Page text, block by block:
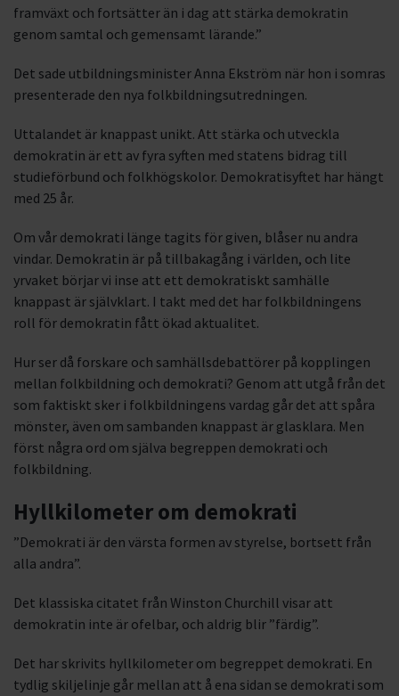
framväxt och fortsätter än i dag att stärka demokratin
genom samtal och gemensamt lärande.”
Det sade utbildningsminister Anna Ekström när hon i somras
presenterade den nya folkbildningsutredningen.
Uttalandet är knappast unikt. Att stärka och utveckla
demokratin är ett av fyra syften med statens bidrag till
studieförbund och folkhögskolor. Demokratisyftet har hängt
med 25 år.
Om vår demokrati länge tagits för given, blåser nu andra
vindar. Demokratin är på tillbakagång i världen, och lite
yrvaket börjar vi inse att ett demokratiskt samhälle
knappast är självklart. I takt med det har folkbildningens
roll för demokratin fått ökad aktualitet.
Hur ser då forskare och samhällsdebattörer på kopplingen
mellan folkbildning och demokrati? Genom att utgå från det
som faktiskt sker i folkbildningens vardag går det att spåra
mönster, även om sambanden knappast är glasklara. Men
först några ord om själva begreppen demokrati och
folkbildning.
Hyllkilometer om demokrati
”Demokrati är den värsta formen av styrelse, bortsett från
alla andra”.
Det klassiska citatet från Winston Churchill visar att
demokratin inte är ofelbar, och aldrig blir ”färdig”.
Det har skrivits hyllkilometer om begreppet demokrati. En
tydlig skiljelinje går mellan att å ena sidan se demokrati som